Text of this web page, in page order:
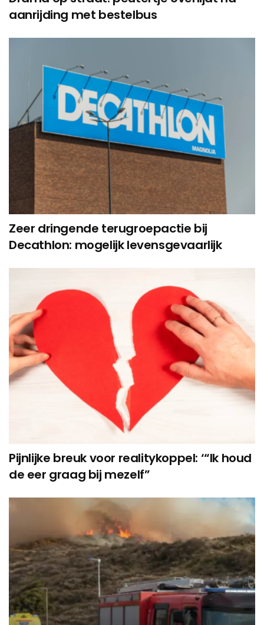
aanrijding met bestelbus
Zeer dringende terugroepactie bij
Decathlon: mogelijk levensgevaarlijk
Pijnlijke breuk voor realitykoppel: ‘“Ik houd
de eer graag bij mezelf”